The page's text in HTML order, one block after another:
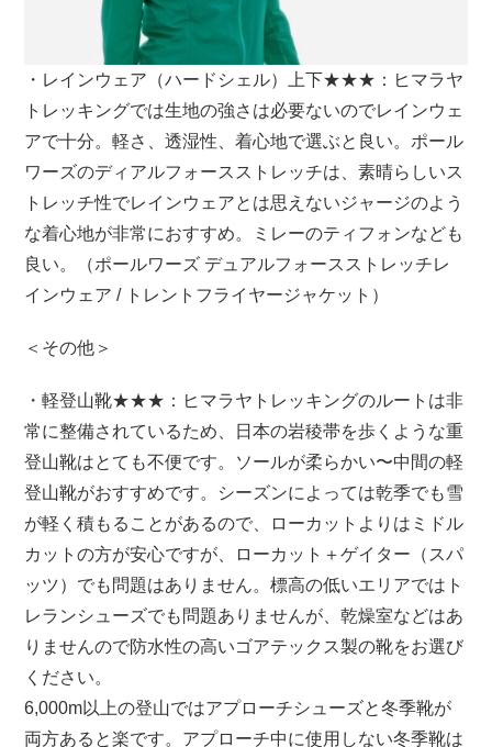
・レインウェア（ハードシェル）上下★★★：ヒマラヤ
トレッキングでは生地の強さは必要ないのでレインウェ
アで十分。軽さ、透湿性、着心地で選ぶと良い。ポール
ワーズのディアルフォースストレッチは、素晴らしいス
トレッチ性でレインウェアとは思えないジャージのよう
な着心地が非常におすすめ。ミレーのティフォンなども
良い。（ポールワーズ デュアルフォースストレッチレ
インウェア / トレントフライヤージャケット）
＜その他＞
・軽登山靴★★★：ヒマラヤトレッキングのルートは非
常に整備されているため、日本の岩稜帯を歩くような重
登山靴はとても不便です。ソールが柔らかい〜中間の軽
登山靴がおすすめです。シーズンによっては乾季でも雪
が軽く積もることがあるので、ローカットよりはミドル
カットの方が安心ですが、ローカット＋ゲイター（スパ
ッツ）でも問題はありません。標高の低いエリアではト
レランシューズでも問題ありませんが、乾燥室などはあ
りませんので防水性の高いゴアテックス製の靴をお選び
ください。
6,000m以上の登山ではアプローチシューズと冬季靴が
両方あると楽です。アプローチ中に使用しない冬季靴は